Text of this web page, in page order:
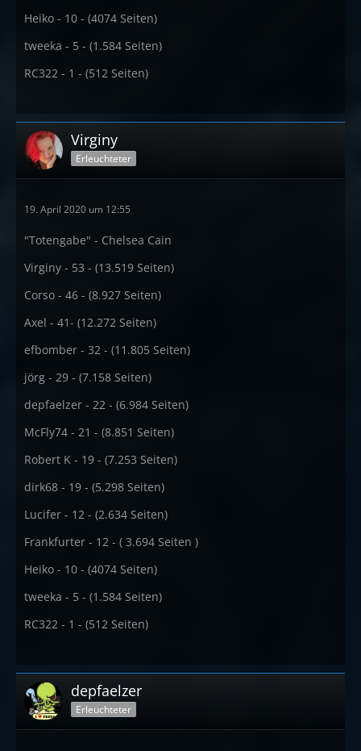
Heiko - 10 - (4074 Seiten)
tweeka - 5 - (1.584 Seiten)
RC322 - 1 - (512 Seiten)
Virginy
Erleuchteter
19. April 2020 um 12:55
"Totengabe" - Chelsea Cain
Virginy - 53 - (13.519 Seiten)
Corso - 46 - (8.927 Seiten)
Axel - 41- (12.272 Seiten)
efbomber - 32 - (11.805 Seiten)
jörg - 29 - (7.158 Seiten)
depfaelzer - 22 - (6.984 Seiten)
McFly74 - 21 - (8.851 Seiten)
Robert K - 19 - (7.253 Seiten)
dirk68 - 19 - (5.298 Seiten)
Lucifer - 12 - (2.634 Seiten)
Frankfurter - 12 - ( 3.694 Seiten )
Heiko - 10 - (4074 Seiten)
tweeka - 5 - (1.584 Seiten)
RC322 - 1 - (512 Seiten)
depfaelzer
Erleuchteter